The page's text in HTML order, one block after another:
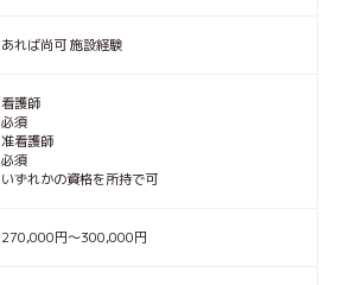
あれば尚可 施設経験
看護師
必須
准看護師
必須
いずれかの資格を所持で可
270,000円〜300,000円